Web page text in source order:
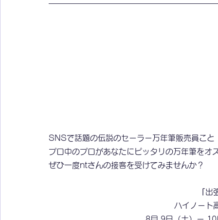
SNSで話題の伝説のセーラー万年筆販売員こと
プロ中のプロがあなたにピッタリの万年筆をオ
ぜひ一度ntさんの接客を受けてみませんか？
出
ハイノート